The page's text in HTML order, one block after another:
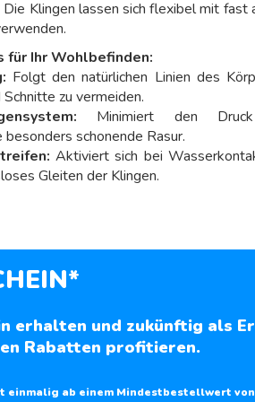
Die Klingen lassen sich flexibel mit fast
für Ihr Wohlbefinden:
Folgt den natürlichen Linien des
zu vermeiden.
Minimiert den
schonende Rasur.
Aktiviert sich bei
Gleiten der Klingen.
erhalten und zukünftig als
Rabatten profitieren.
ab einem Mindestbestellwert von